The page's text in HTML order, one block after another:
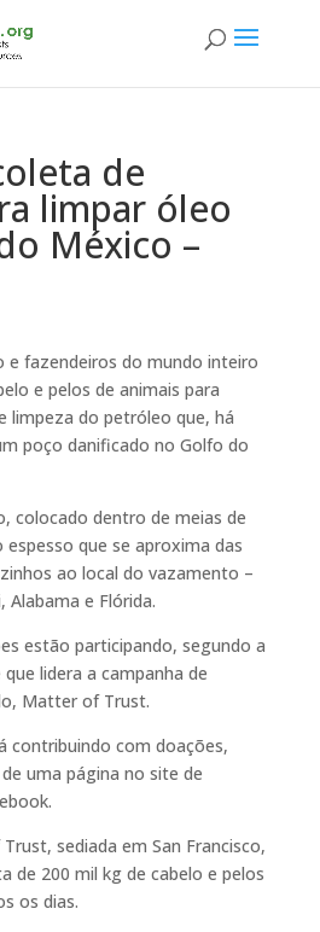
de
limpar óleo
México –
e fazendeiros do mundo inteiro
e pelos de animais para
limpeza do petróleo que, há
poço danificado no Golfo do
colocado dentro de meias de
que se aproxima das
ao local do vazamento –
Alabama e Flórida.
estão participando, segundo a
lidera a campanha de
Matter of Trust.
contribuindo com doações,
uma página no site de
sediada em San Francisco,
de 200 mil kg de cabelo e pelos
os dias.